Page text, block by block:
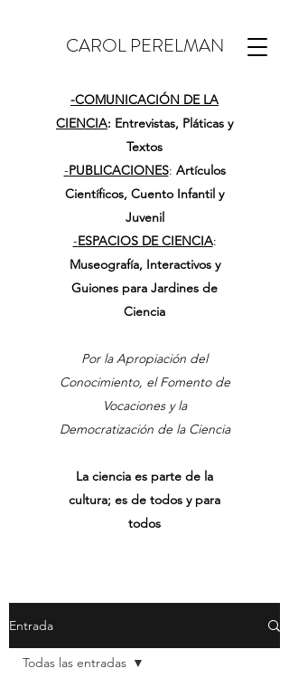
CAROL PERELMAN
-COMUNICACIÓN DE LA
CIENCIA: Entrevistas, Pláticas y
Textos
-PUBLICACIONES: Artículos
Científicos, Cuento Infantil y
Juvenil
-ESPACIOS DE CIENCIA:
Museografía, Interactivos y
Guiones para Jardines de
Ciencia
Por la Apropiación del
Conocimiento, el Fomento de
Vocaciones y la
Democratización de la Ciencia
La ciencia es parte de la
cultura; es de todos y para
todos
Entrada
Todas las entradas